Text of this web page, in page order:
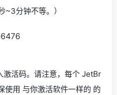
~3分钟不等。）
激活码。请注意，每个 JetBr
使用 与你激活软件一样的 的